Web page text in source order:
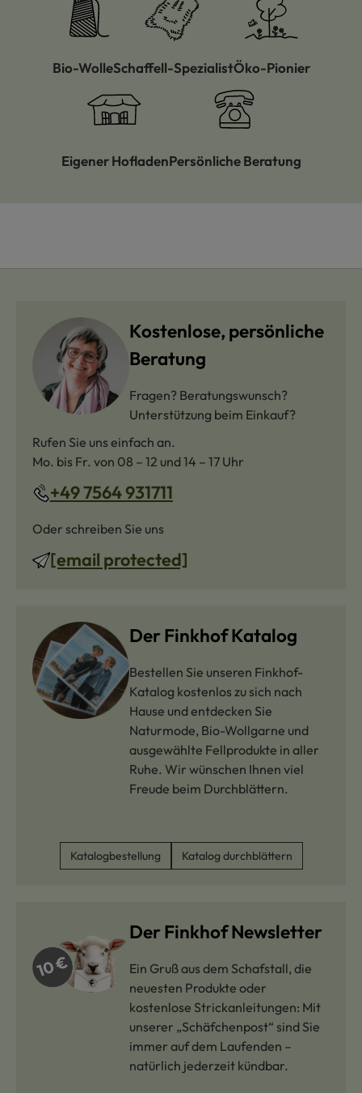
Bio-WolleSchaffell-SpezialistÖko-Pionier
Eigener HofladenPersönliche Beratung
Kostenlose, persönliche
Beratung
Fragen? Beratungswunsch?
Unterstützung beim Einkauf?
Rufen Sie uns einfach an.
Mo. bis Fr. von 08 – 12 und 14 – 17 Uhr
+49 7564 931711
Oder schreiben Sie uns
[email protected]
Der Finkhof Katalog
Bestellen Sie unseren Finkhof-
Katalog kostenlos zu sich nach
Hause und entdecken Sie
Naturmode, Bio-Wollgarne und
ausgewählte Fellprodukte in aller
Ruhe. Wir wünschen Ihnen viel
Freude beim Durchblättern.
Katalogbestellung Katalog durchblättern
Der Finkhof Newsletter
Ein Gruß aus dem Schafstall, die
neuesten Produkte oder
kostenlose Strickanleitungen: Mit
unserer „Schäfchenpost“ sind Sie
immer auf dem Laufenden –
natürlich jederzeit kündbar.